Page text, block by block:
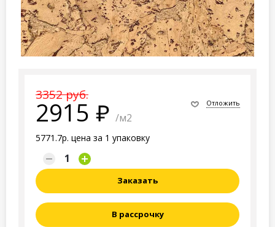
3352 руб.
2915 /м2
5771.7р. цена за 1 упаковку
Отложить
Заказать
В рассрочку